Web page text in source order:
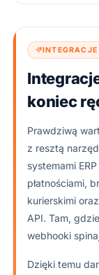
INTEGRACJE
koniec
Prawdziwą
z resztą
systemami
płatnościami,
kurierskimi
API. Tam,
webhooki
Dzięki temu